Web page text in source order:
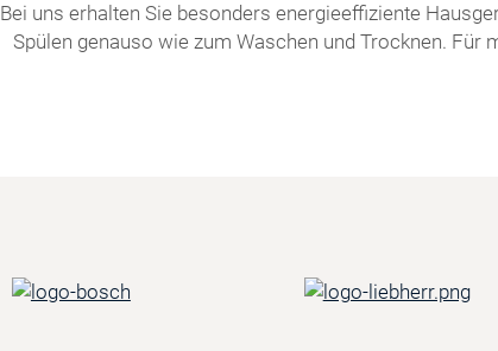
Bei uns erhalten Sie besonders energieeffiziente
Spülen genauso wie zum Waschen und Trocknen. Für